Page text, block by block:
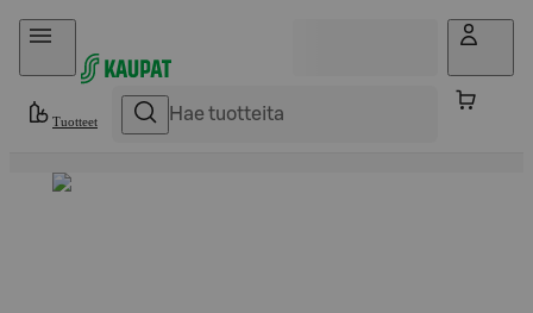
Hyppää sisältöön
Tuotteet